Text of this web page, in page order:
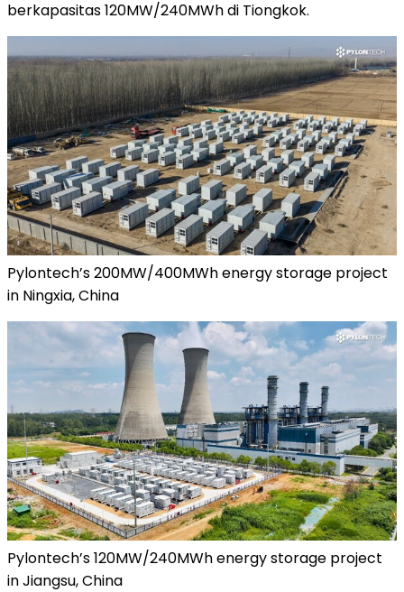
berkapasitas 120MW/240MWh di Tiongkok.
Pylontech’s 200MW/400MWh energy storage project
in Ningxia, China
Pylontech’s 120MW/240MWh energy storage project
in Jiangsu, China